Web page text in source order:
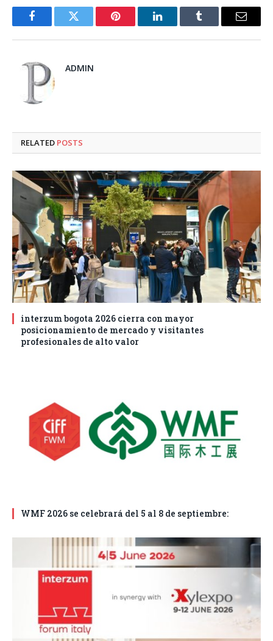
FacebookTwitter Pinterest LinkedInTumblr Email
ADMIN
RELATED POSTS
interzum bogota 2026 cierra con mayor
posicionamiento de mercado y visitantes
profesionales de alto valor
WMF 2026 se celebrará del 5 al 8 de septiembre: